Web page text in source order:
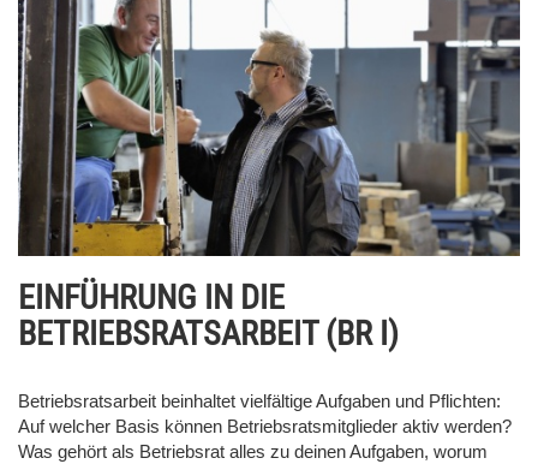
EINFÜHRUNG IN DIE
BETRIEBSRATSARBEIT (BR I)
Betriebsratsarbeit beinhaltet vielfältige Aufgaben und Pflichten:
Auf welcher Basis können Betriebsratsmitglieder aktiv werden?
Was gehört als Betriebsrat alles zu deinen Aufgaben, worum